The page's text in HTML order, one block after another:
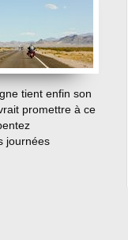
…
tient enfin son
promettre à ce
journées
de ce fossé qui
à deux sous